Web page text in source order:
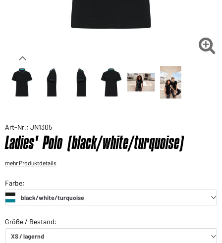
Sie möchten gerne für Ihren privaten Bedarf

Art-Nr.: JN1305
Ladies' Polo (black/white/turquoise)
mehr Produktdetails